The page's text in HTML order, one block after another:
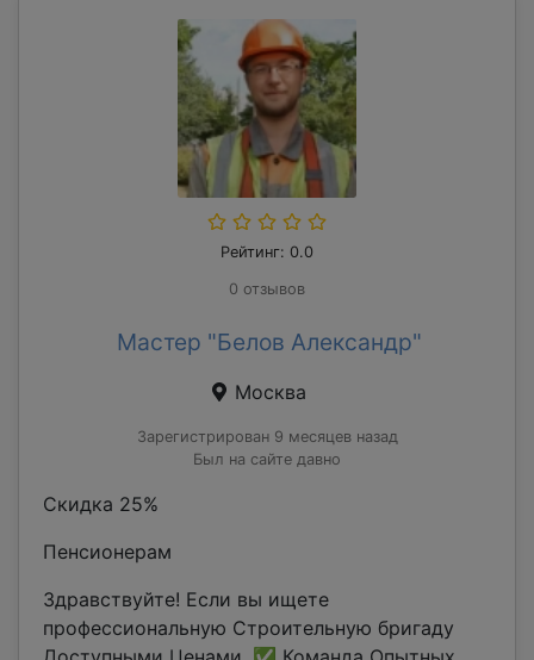
Рейтинг: 0.0
0 отзывов
Мастер "Белов Александр"
Москва
Зарегистрирован 9 месяцев назад
Был на сайте давно
Скидка 25%
Пенсионерам
Здравствуйте! Если вы ищете
профессиональную Строительную бригаду